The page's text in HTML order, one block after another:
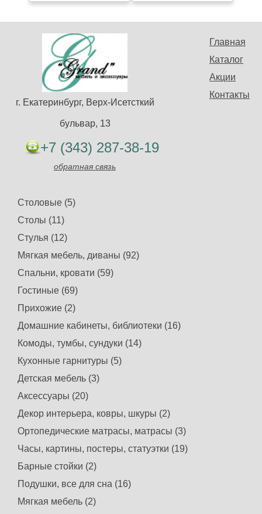
Главная
Каталог
Акции
Контакты
г. Екатеринбург, Верх-Исетсткий
бульвар, 13
+7 (343) 287-38-19
обратная связь
Столовые (5)
Столы (11)
Стулья (12)
Мягкая мебель, диваны (92)
Спальни, кровати (59)
Гостиные (69)
Прихожие (2)
Домашние кабинеты, библиотеки (16)
Комоды, тумбы, сундуки (14)
Кухонные гарнитуры (5)
Детская мебель (3)
Аксессуары (20)
Декор интерьера, ковры, шкуры (2)
Ортопедические матрасы, матрасы (3)
Часы, картины, постеры, статуэтки (19)
Барные стойки (2)
Подушки, все для сна (16)
Мягкая мебель (2)